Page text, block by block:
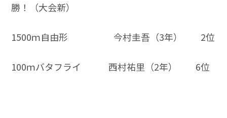
勝！（大会新）
1500ｍ自由形 今村圭吾（3年） 2位
100ｍバタフライ 西村祐里（2年） 6位